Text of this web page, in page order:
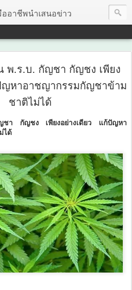
อาชีพนำเสนอข่าว
พ.ร.บ. กัญชา กัญชง เพียง
ญหาอาชญากรรมกัญชาข้าม
ชาติไม่ได้
ชา กัญชง เพียงอย่างเดียว แก้ปัญหา
ได้